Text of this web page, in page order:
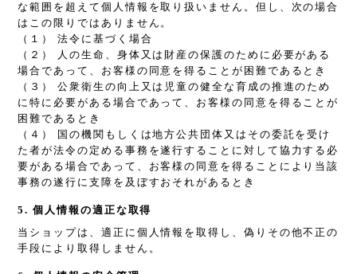
な範囲を超えて個人情報を取り扱いません。但し、次の場合
はこの限りではありません。
（１） 法令に基づく場合
（２） 人の生命、身体又は財産の保護のために必要がある
場合であって、お客様の同意を得ることが困難であるとき
（３） 公衆衛生の向上又は児童の健全な育成の推進のため
に特に必要がある場合であって、お客様の同意を得ることが
困難であるとき
（４） 国の機関もしくは地方公共団体又はその委託を受け
た者が法令の定める事務を遂行することに対して協力する必
要がある場合であって、お客様の同意を得ることにより当該
事務の遂行に支障を及ぼすおそれがあるとき
5. 個人情報の適正な取得
当ショップは、適正に個人情報を取得し、偽りその他不正の
手段により取得しません。